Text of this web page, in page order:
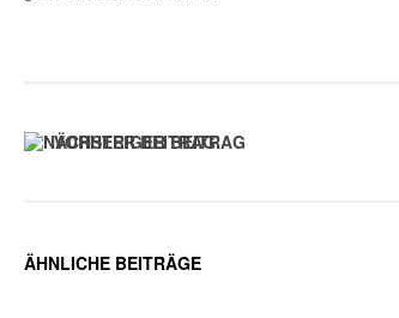
VORHERIGER BEITRAG
ÄHNLICHE BEITRÄGE